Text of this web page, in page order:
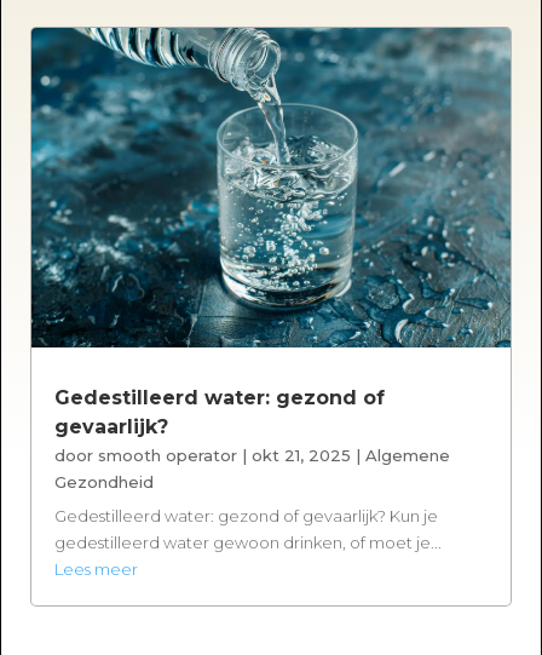
Gedestilleerd water: gezond of
gevaarlijk?
door smooth operator |okt 21, 2025 |Algemene
Gezondheid
Gedestilleerd water: gezond of gevaarlijk? Kun je
gedestilleerd water gewoon drinken, of moet je...
Lees meer